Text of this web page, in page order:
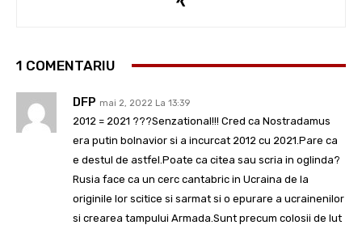
1 COMENTARIU
DFP mai 2, 2022 La 13:39
2012 = 2021 ???Senzational!!! Cred ca Nostradamus
era putin bolnavior si a incurcat 2012 cu 2021.Pare ca
e destul de astfel.Poate ca citea sau scria in oglinda?
Rusia face ca un cerc cantabric in Ucraina de la
originile lor scitice si sarmat si o epurare a ucrainenilor
si crearea tampului Armada.Sunt precum colosii de lut